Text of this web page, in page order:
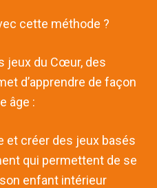
cette méthode ?
jeux du Cœur, des
d’apprendre de façon
âge :
et créer des jeux basés
qui permettent de se
enfant intérieur